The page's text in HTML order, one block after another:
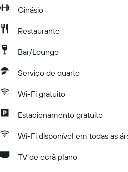
Ginásio
Restaurante
Bar/Lounge
Serviço de quarto
Wi-Fi gratuito
Estacionamento gratuito
Wi-Fi disponível em todas as
TV de ecrã plano